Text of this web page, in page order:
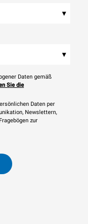
▾
▾
Daten gemäß
Sie die
Daten per
Newslettern,
zur